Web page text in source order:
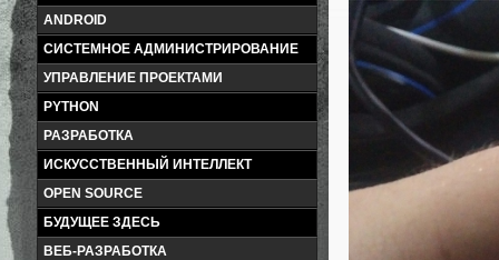
ANDROID
СИСТЕМНОЕ АДМИНИСТРИРОВАНИЕ
УПРАВЛЕНИЕ ПРОЕКТАМИ
PYTHON
РАЗРАБОТКА
ИСКУССТВЕННЫЙ ИНТЕЛЛЕКТ
OPEN SOURCE
БУДУЩЕЕ ЗДЕСЬ
ВЕБ-РАЗРАБОТКА